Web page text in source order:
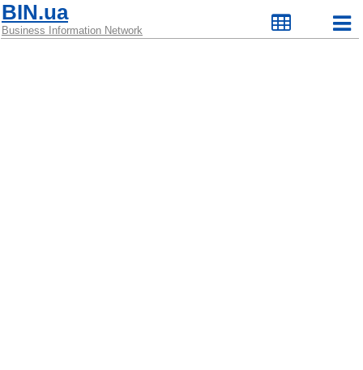
BIN.ua
Business Information Network